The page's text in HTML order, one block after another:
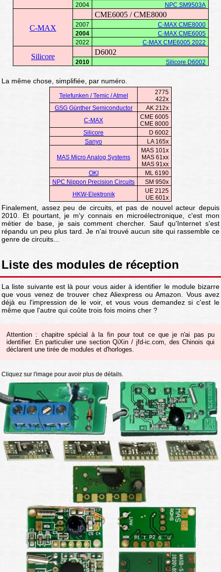
2004
NPC SM9503A
C-MAX
CME6005 / CME8000
2007
C-MAX CME8000
2004
C-MAX CME6005
2022
C-MAX CME6005 2022
Silicore
D6002
2010 Silicore D6002
La même chose, simplifiée, par numéro.
Telefunken / Temic / Atmel
2775
422x
GSG Günther Semiconductor
AK 212x
C-MAX
CME 6005
CME 8000
Silicore
D 6002
Sanyo
LA 165x
MAS Micro Analog Systems
MAS 101x
MAS 61xx
MAS 91xx
OKI
ML 6190
NPC Nippon Precision Circuits
SM 950x
HKW-Elektronik
UE 2125
UE 601x
Finalement, assez peu de circuits, et pas de nouvel acteur depuis
2010. Et pourtant, je m'y connais en microélectronique, c'est mon
métier de base, je sais comment chercher. Sauf qu'Internet s'est
répandu un peu plus tard. Je n'ai trouvé aucun site qui rassemble ce
genre de circuits...
Liste des modules de réception
La liste suivante est là pour vous aider à identifier le module bizarre
que vous venez de trouver chez Aliexpress ou Amazon. Vous avez
déjà eu l'impression de le voir, et vous vous demandez si c'est le
même que l'autre qui coûte trois fois moins cher ?
Attention : chapitre spécial à la fin pour tout ce que je n'ai pas pu
identifier. En particulier une section QiXin / jfd-ic.com, des Chinois qui
déclarent une tirée de modules et d'horloges.
Cliquez sur l'image pour avoir plus de détails.